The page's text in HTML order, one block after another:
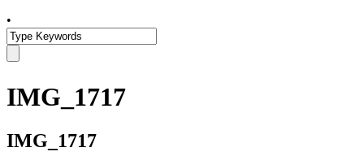
•
IMG_1717
IMG_1717